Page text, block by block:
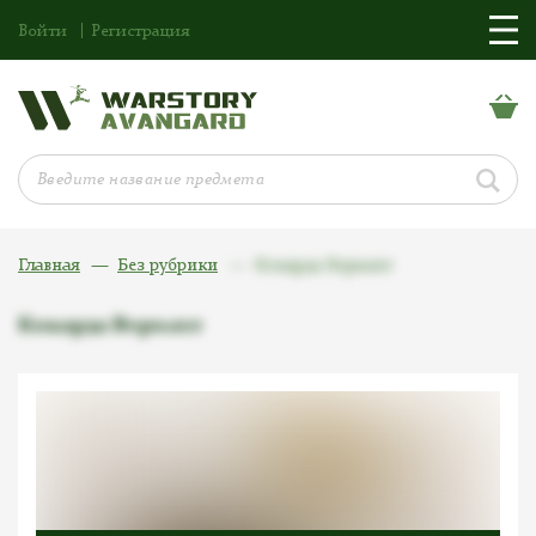
Войти Регистрация
Главная Без рубрики
Кокарда Вермахт